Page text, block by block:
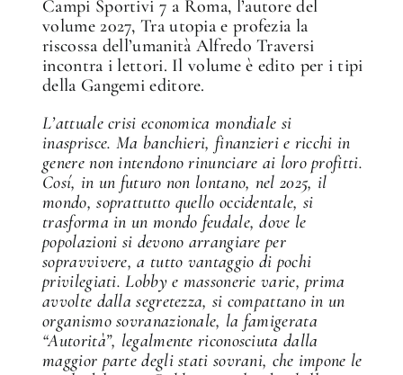
Campi Sportivi 7 a Roma, l’autore del
volume 2027, Tra utopia e profezia la
riscossa dell’umanità Alfredo Traversi
incontra i lettori. Il volume è edito per i tipi
della Gangemi editore.
L’attuale crisi economica mondiale si
inasprisce. Ma banchieri, finanzieri e ricchi in
genere non intendono rinunciare ai loro profitti.
Cosí, in un futuro non lontano, nel 2025, il
mondo, soprattutto quello occidentale, si
trasforma in un mondo feudale, dove le
popolazioni si devono arrangiare per
sopravvivere, a tutto vantaggio di pochi
privilegiati. Lobby e massonerie varie, prima
avvolte dalla segretezza, si compattano in un
organismo sovranazionale, la famigerata
“Autorità”, legalmente riconosciuta dalla
maggior parte degli stati sovrani, che impone le